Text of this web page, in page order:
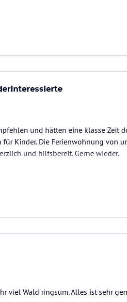
und hätten eine klasse Zeit
Kinder. Die Ferienwohnung von
und hilfsbereit. Gerne wieder.
viel Wald ringsum. Alles ist sehr